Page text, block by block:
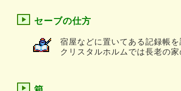
セーブの仕方
宿屋などに置いてある記録帳
クリスタルホルムでは長老の